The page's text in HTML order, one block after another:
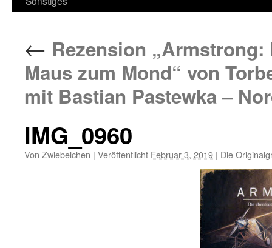
← Rezension
Maus zum Mond“ von
mit Bastian Pastewka –
IMG_0960
Von Zwiebelchen | Veröffentlicht Februar 3, 2019 | Die